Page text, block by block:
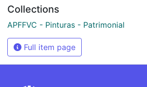
Collections
APFFVC - Pinturas - Patrimonial
Full item page